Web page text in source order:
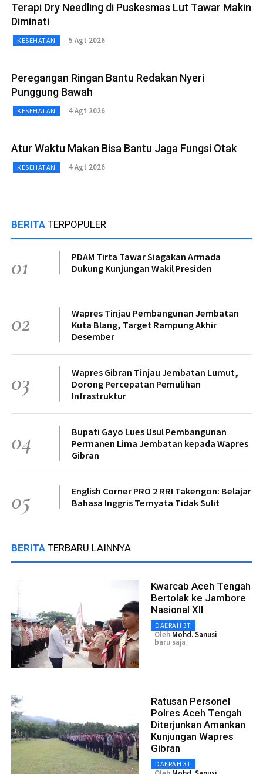
Terapi Dry Needling di Puskesmas Lut Tawar Makin
Diminati
KESEHATAN 5 Agt 2026
Peregangan Ringan Bantu Redakan Nyeri
Punggung Bawah
KESEHATAN 4 Agt 2026
Atur Waktu Makan Bisa Bantu Jaga Fungsi Otak
KESEHATAN 4 Agt 2026
BERITA TERPOPULER
01
PDAM Tirta Tawar Siagakan Armada
Dukung Kunjungan Wakil Presiden
02
Wapres Tinjau Pembangunan Jembatan
Kuta Blang, Target Rampung Akhir
Desember
03
Wapres Gibran Tinjau Jembatan Lumut,
Dorong Percepatan Pemulihan
Infrastruktur
04
Bupati Gayo Lues Usul Pembangunan
Permanen Lima Jembatan kepada Wapres
Gibran
05
English Corner PRO 2 RRI Takengon: Belajar
Bahasa Inggris Ternyata Tidak Sulit
BERITA TERBARU LAINNYA
Kwarcab Aceh Tengah
Bertolak ke Jambore
Nasional XII
DAERAH 3T
Oleh Mohd. Sanusi
baru saja
Ratusan Personel
Polres Aceh Tengah
Diterjunkan Amankan
Kunjungan Wapres
Gibran
DAERAH 3T